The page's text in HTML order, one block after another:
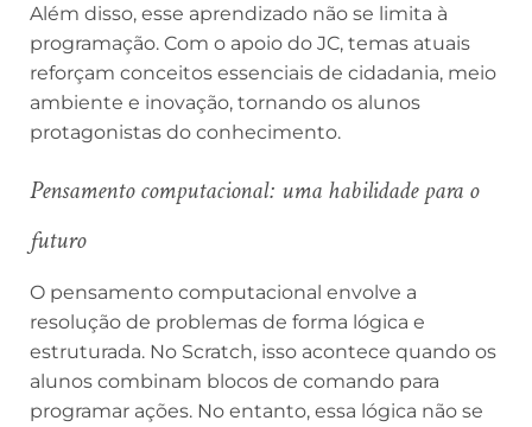
Além disso, esse aprendizado não se limita à
programação. Com o apoio do JC, temas atuais
reforçam conceitos essenciais de cidadania, meio
ambiente e inovação, tornando os alunos
protagonistas do conhecimento.
Pensamento computacional: uma habilidade para o
futuro
O pensamento computacional envolve a
resolução de problemas de forma lógica e
estruturada. No Scratch, isso acontece quando os
alunos combinam blocos de comando para
programar ações. No entanto, essa lógica não se